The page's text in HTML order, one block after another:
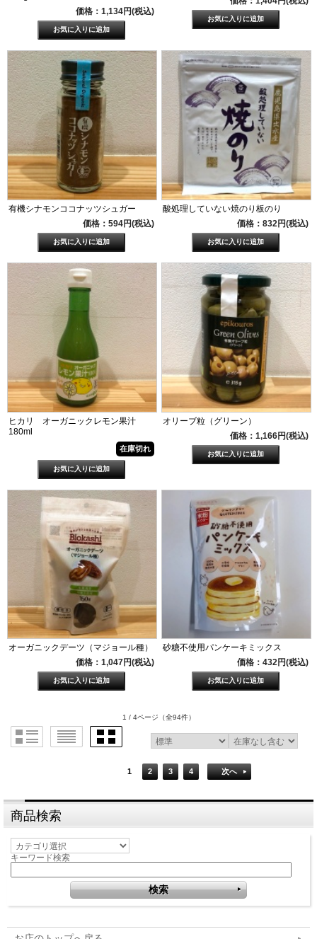
価格：1,134円(税込)
有機シナモンココナッツシュガー
価格：594円(税込)
酸処理していない焼のり板のり
価格：832円(税込)
ヒカリ オーガニックレモン果汁
180ml
在庫切れ
オリーブ粒（グリーン）
価格：1,166円(税込)
オーガニックデーツ（マジョール種）
価格：1,047円(税込)
砂糖不使用パンケーキミックス
価格：432円(税込)
1 / 4ページ （全94件）
1 2 3 4 次へ
商品検索
キーワード検索